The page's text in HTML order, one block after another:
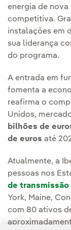
energia de
competitiva.
instalações em
sua liderança
do programa.
A entrada em
fomenta a
reafirma o
Unidos,
bilhões de
de euros até
Atualmente, a
pessoas nos
de
York, Maine,
com 80 ativos